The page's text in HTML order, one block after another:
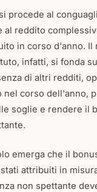
procede al
al reddito
in corso d'anno. Il
infatti, si fonda
di altri redditi,
nel corso dell'anno,
soglie e rendere il
emerga che il
attribuiti in
non spettante